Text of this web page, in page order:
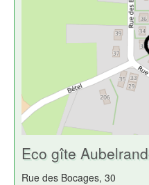
Eco gîte
Rue des Bocages, 30